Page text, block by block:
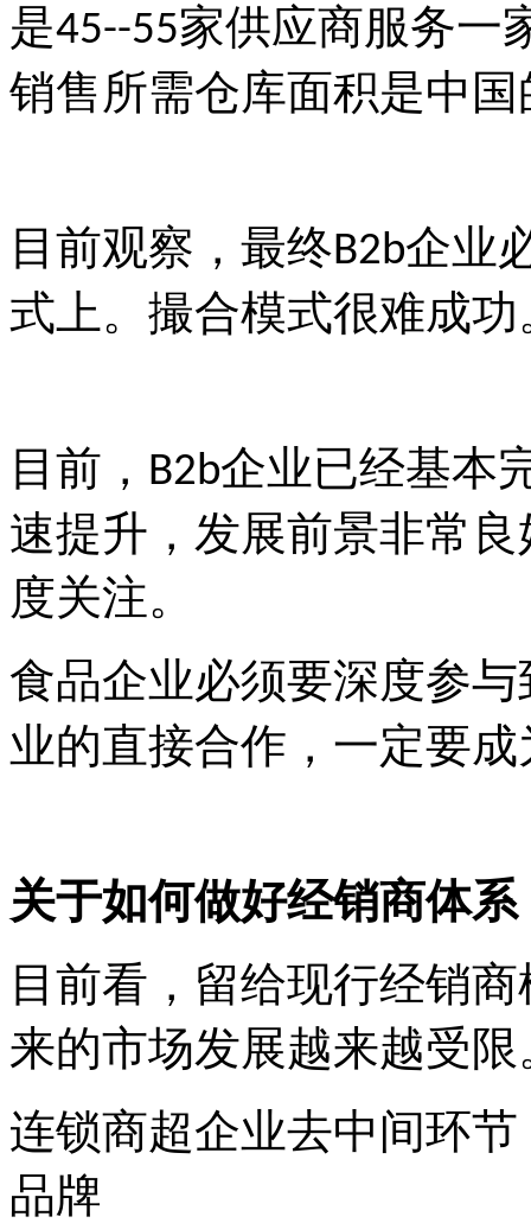
是45--55家供应商服务一
销售所需仓库面积是中
目前观察，最终B2b企业
式上。撮合模式很难成功
目前， B2b企业已经基本
速提升，发展前景非常
度关注。
食品企业必须要深度参与
业的直接合作，一定要
关于如何做好经销商体系
目前看，留给现行经销
来的市场发展越来越受限
连锁商超企业去中间环
品牌